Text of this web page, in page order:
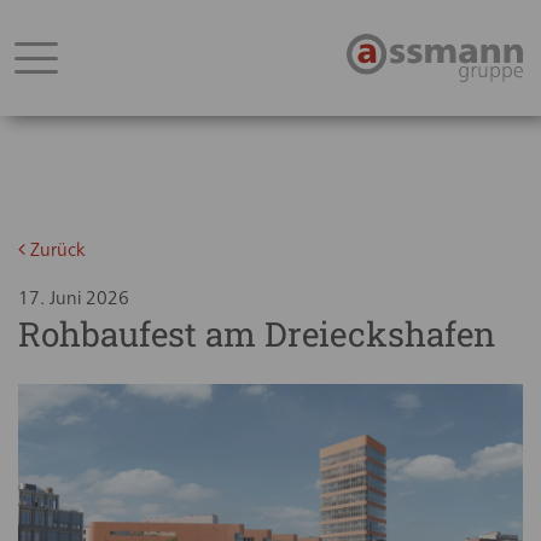
Zurück
17. Juni 2026
Rohbaufest am Dreieckshafen